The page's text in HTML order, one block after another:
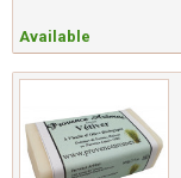
Available